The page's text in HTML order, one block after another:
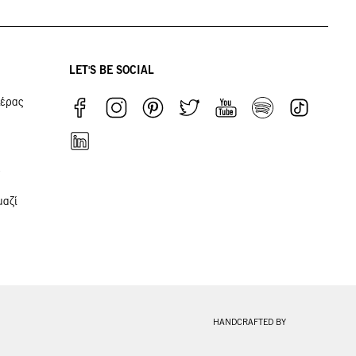
LET'S BE SOCIAL
HANDCRAFTED BY